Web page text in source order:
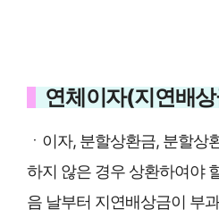
연체이자(지연배
ㆍ이자, 분할상환금, 분할상
하지 않은 경우 상환하여야
음 날부터 지연배상금이 부